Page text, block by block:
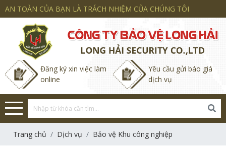
AN TOÀN CỦA BẠN LÀ TRÁCH NHIỆM CỦA CHÚNG TÔI
Đăng ký xin việc làm
online
Yêu cầu gửi báo giá
dịch vụ
Trang chủ Dịch vụ Bảo vệ Khu công nghiệp